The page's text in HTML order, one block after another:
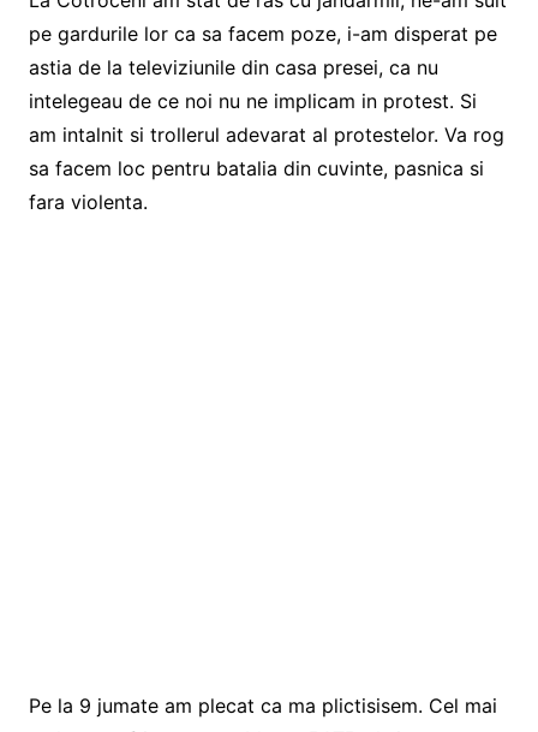
pe gardurile lor ca sa facem poze, i-am disperat pe
astia de la televiziunile din casa presei, ca nu
intelegeau de ce noi nu ne implicam in protest. Si
am intalnit si trollerul adevarat al protestelor. Va rog
sa facem loc pentru batalia din cuvinte, pasnica si
fara violenta.
Pe la 9 jumate am plecat ca ma plictisisem. Cel mai